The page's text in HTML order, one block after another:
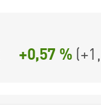
+0,57 % (